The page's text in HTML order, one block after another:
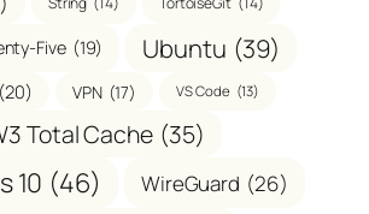
Five (19) Ubuntu (39)
(20) VPN (17) VS Code (13)
Total Cache (35)
10 (46) WireGuard (26)